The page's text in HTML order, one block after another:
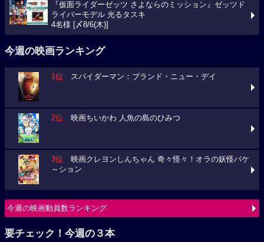
『仮面ライダーゼッツ さよならのミッション』ゼッツド
ライバーモデル 光るタスキ
4名様 [〆8/6(木)]
今週の映画ランキング
1位 スパイダーマン：ブランド・ニュー・デイ
2位 映画ちいかわ 人魚の島のひみつ
3位 映画クレヨンしんちゃん 奇々怪々！オラの妖怪バケ
～ション
今週の映画動員数ランキング
要チェック！今週の３本